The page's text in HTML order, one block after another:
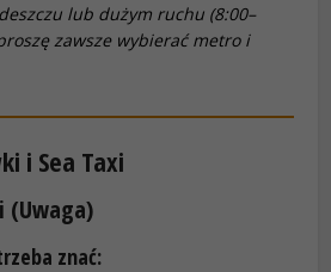
lub dużym ruchu (8:00–
zawsze wybierać metro i
i Sea Taxi
(Uwaga)
znać: